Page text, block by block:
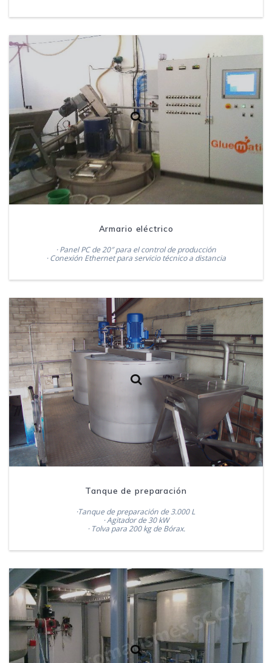
Armario eléctrico
· Panel PC de 20″ para el control de producción
· Conexión Ethernet para servicio técnico a distancia
Tanque de preparación
·Tanque de preparación de 3.000 L
· Agitador de 30 kW
· Tolva para 200 kg de Bórax.